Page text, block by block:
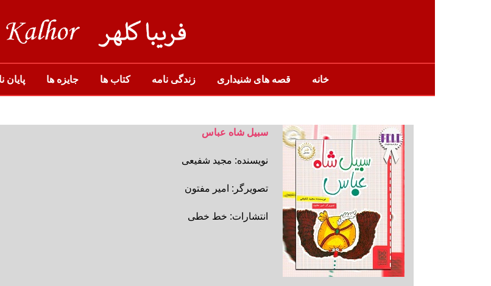
خانه قصه های شنیداری زندگی نامه کتاب ها جایزه ها پایان
سبیل شاه عباس
نویسنده: مجید شفیعی
تصویرگر: امیر مفتون
انتشارات: خط خطی